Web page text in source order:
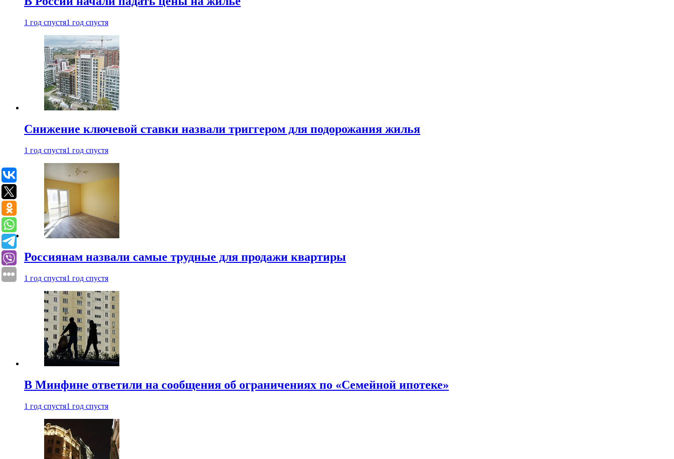
1 год спустя1 год спустя
Снижение ключевой ставки назвали триггером для подорожания жилья
1 год спустя1 год спустя
Россиянам назвали самые трудные для продажи квартиры
1 год спустя1 год спустя
В Минфине ответили на сообщения об ограничениях по «Семейной ипотеке»
1 год спустя1 год спустя